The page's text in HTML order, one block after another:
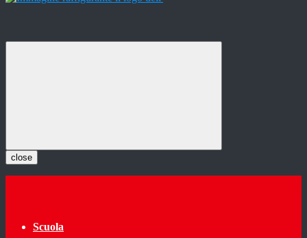
close
Scuola